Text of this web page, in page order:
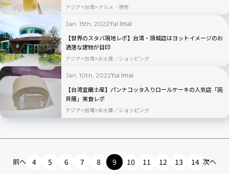
アジア 台湾 グルメ／夜市
Jan. 15th, 2022Yui Imai
【世界のスタバ現地レポ】台湾・頭城店はヨットイメージのお
洒落な建物が目印
アジア 台湾 お土産／ショッピング
Jan. 10th, 2022Yui Imai
【台湾宜蘭土産】パンナコッタ入りロールケーキの人気店「諾
貝爾」実食レポ
アジア 台湾 お土産／ショッピング
前へ 4 5 6 7 8 9 10 11 12 13 14 次へ